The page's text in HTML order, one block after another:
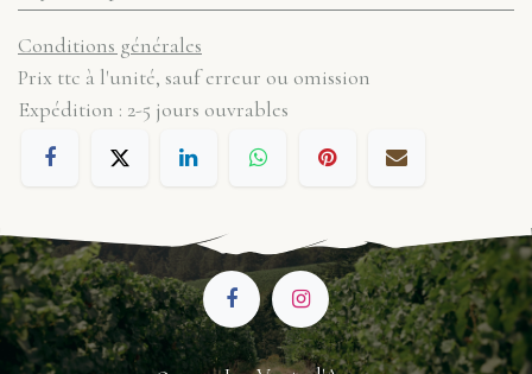
Conditions générales
Prix ttc à l'unité, sauf erreur ou omission
Expédition : 2-5 jours ouvrables